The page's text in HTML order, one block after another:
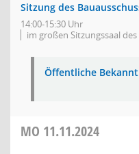
Sitzung des
14:00-15:30 Uhr
im großen Sitzungssaal
Öffentliche
MO 11.11.2024